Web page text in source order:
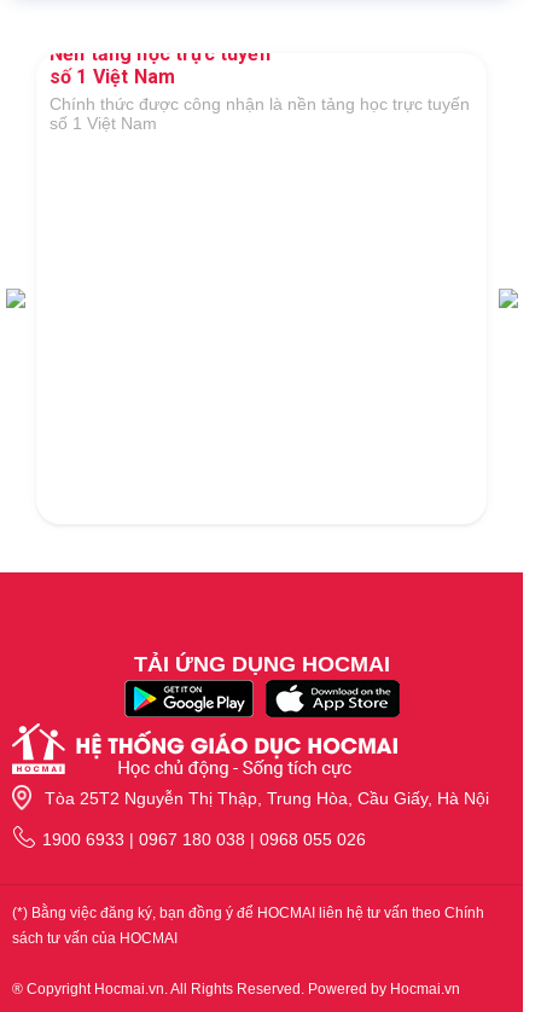
Nền tảng học trực tuyến
số 1 Việt Nam
Chính thức được công nhận là nền tảng học trực tuyến
số 1 Việt Nam
TẢI ỨNG DỤNG HOCMAI
Tòa 25T2 Nguyễn Thị Thập, Trung Hòa, Cầu Giấy, Hà Nội
1900 6933 | 0967 180 038 | 0968 055 026
(*) Bằng việc đăng ký, bạn đồng ý để HOCMAI liên hệ tư vấn theo Chính
sách tư vấn của HOCMAI
® Copyright Hocmai.vn. All Rights Reserved. Powered by Hocmai.vn